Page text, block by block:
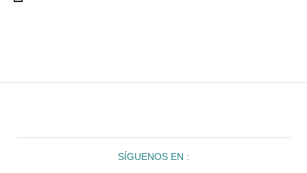
SÍGUENOS EN :